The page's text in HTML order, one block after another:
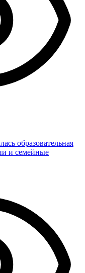
образовательная
и семейные